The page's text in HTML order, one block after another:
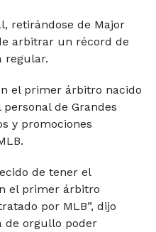
retirándose de Major
arbitrar un récord de
regular.
el primer árbitro nacido
de Grandes
y promociones
de tener el
el primer árbitro
por MLB”, dijo
de orgullo poder